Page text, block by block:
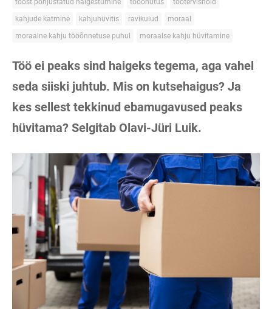
tööst põhjustatud haigestumine tööohutus
töötervishoid
kahjude katmine
kahjuhüvitis ravikulud
moraal
moraalne kahju tööõnnetuse puhul
moraalse kahju hüvitamine
Töö ei peaks sind haigeks tegema, aga vahel
seda siiski juhtub. Mis on kutsehaigus? Ja
kes sellest tekkinud ebamugavused peaks
hüvitama? Selgitab Olavi-Jüri Luik.